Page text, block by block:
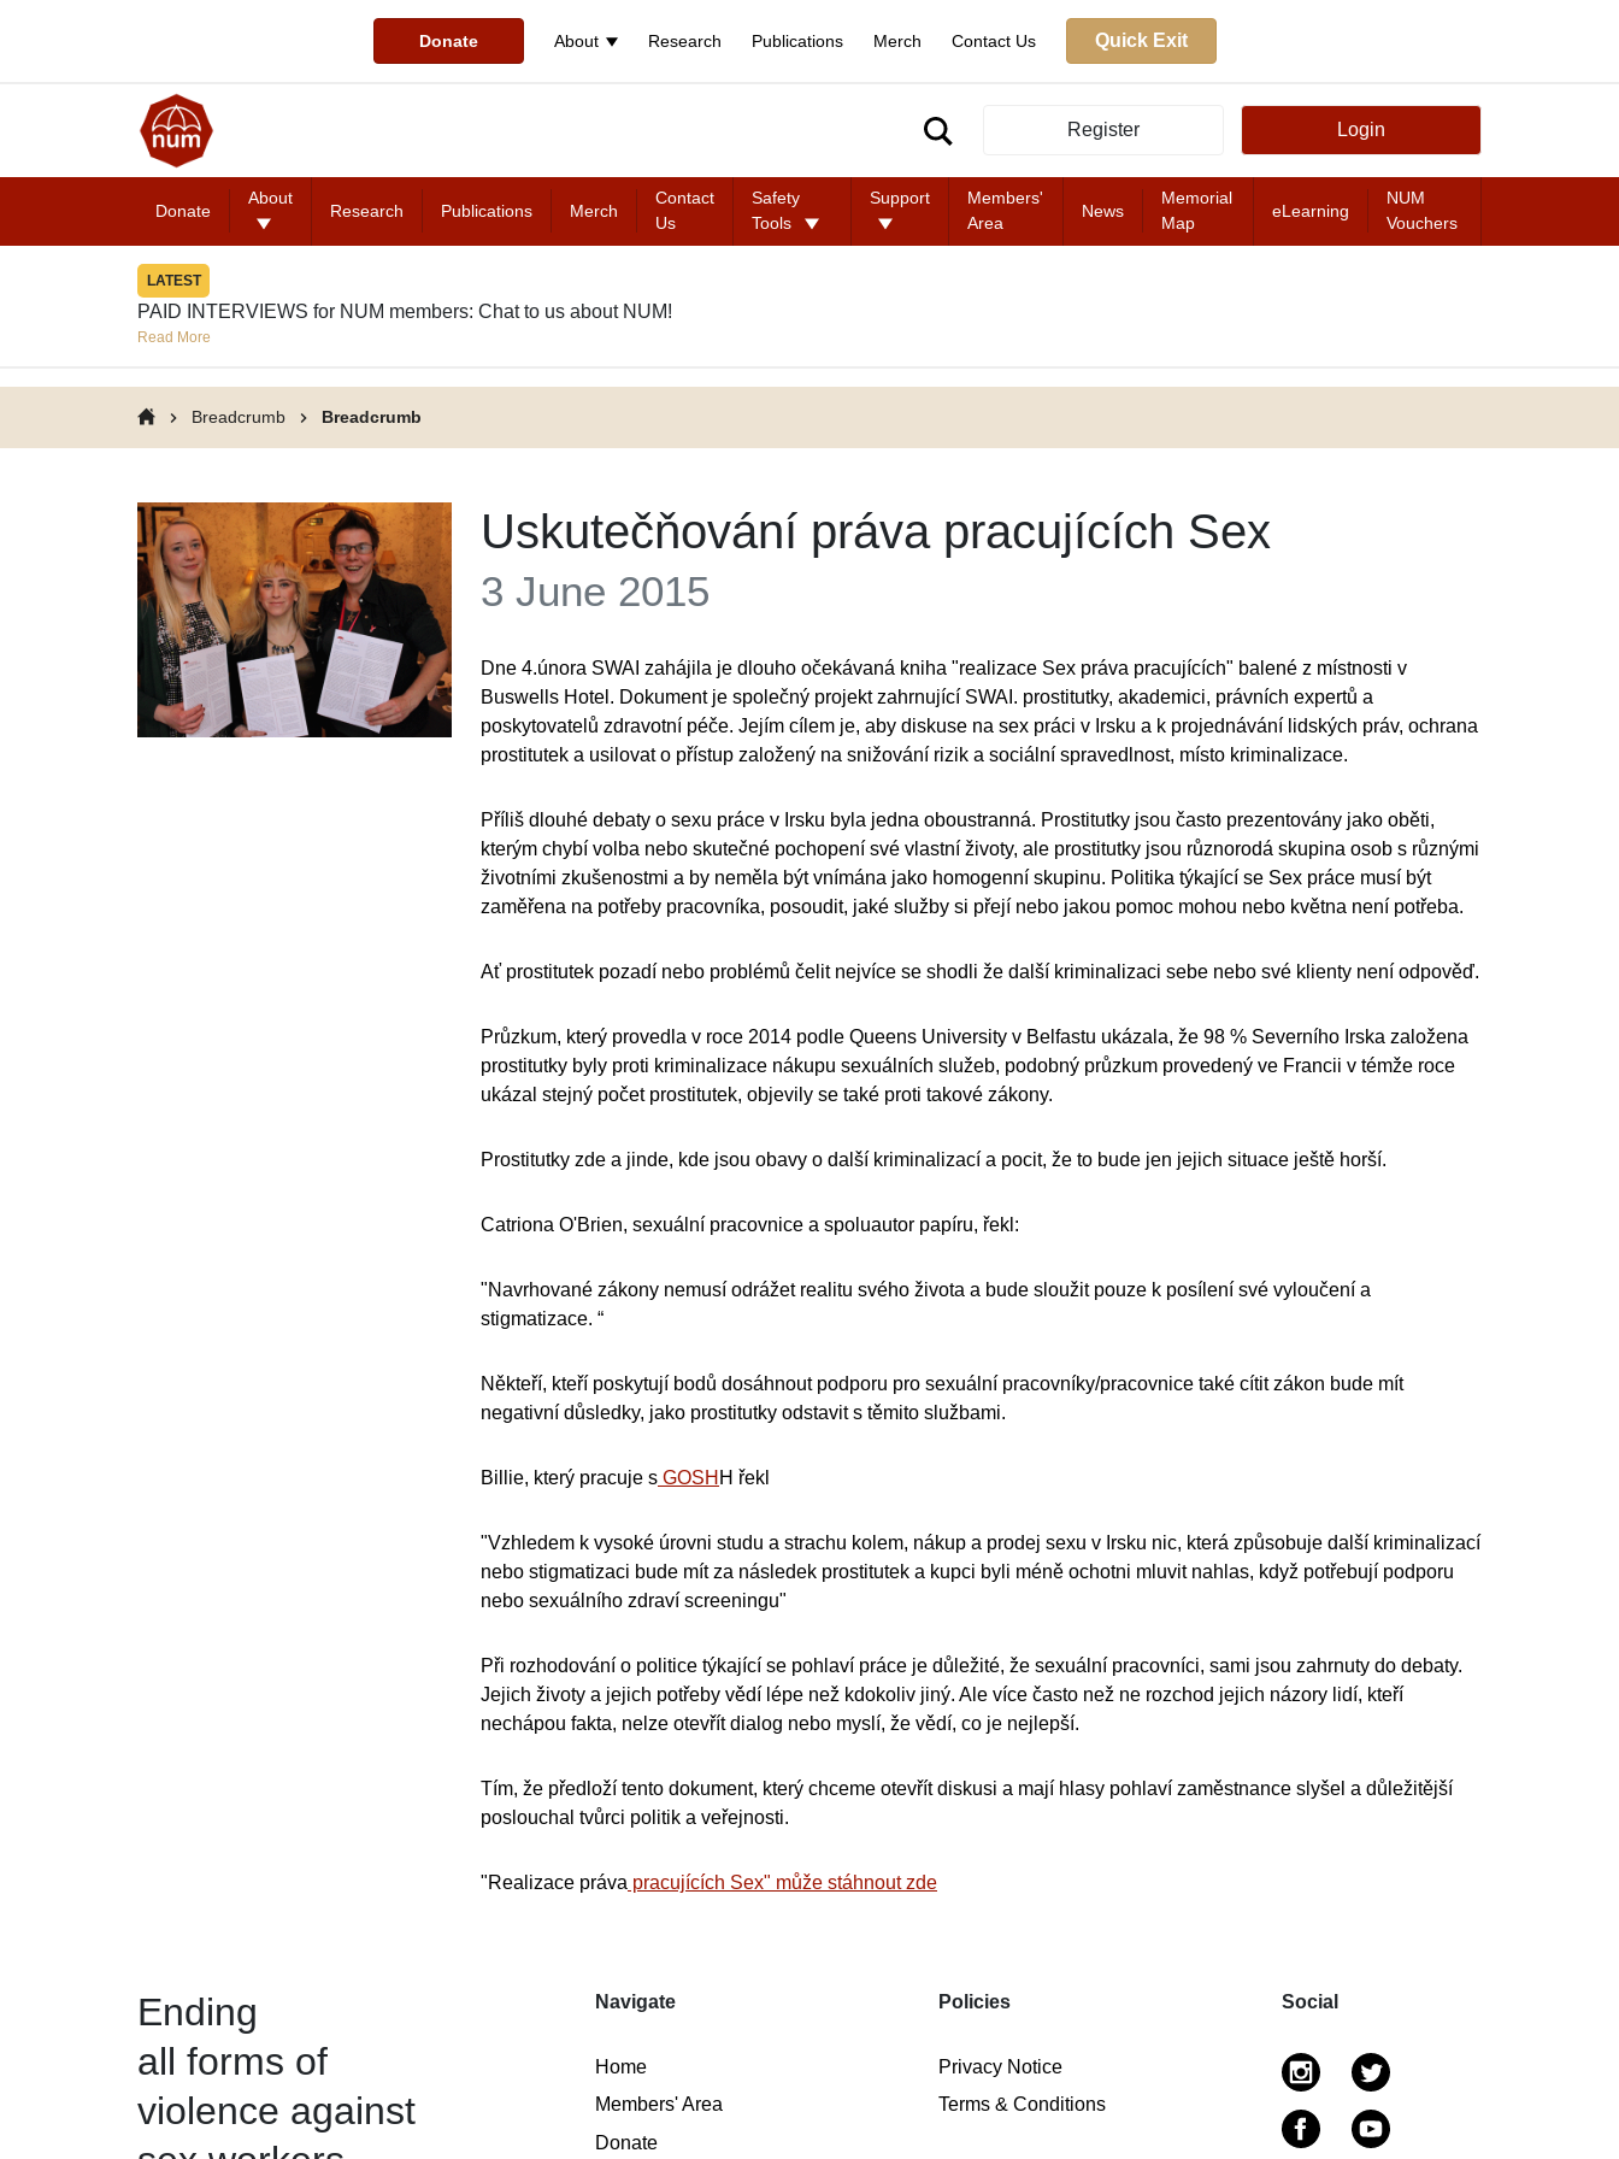
Donate About Research Publications Merch Contact Us Quick Exit
Register Login
Donate
About
Research Publications Merch
Contact
Us
Safety
Tools
Support
Members'
Area
News
Memorial
Map
eLearning
NUM
Vouchers
LATEST
PAID INTERVIEWS for NUM members: Chat to us about NUM!
Read More
Breadcrumb Breadcrumb
Uskutečňování práva pracujících Sex
3 June 2015
Dne 4.února SWAI zahájila je dlouho očekávaná kniha "realizace Sex práva pracujících" balené z místnosti v
Buswells Hotel. Dokument je společný projekt zahrnující SWAI. prostitutky, akademici, právních expertů a
poskytovatelů zdravotní péče. Jejím cílem je, aby diskuse na sex práci v Irsku a k projednávání lidských práv, ochrana
prostitutek a usilovat o přístup založený na snižování rizik a sociální spravedlnost, místo kriminalizace.
Příliš dlouhé debaty o sexu práce v Irsku byla jedna oboustranná. Prostitutky jsou často prezentovány jako oběti,
kterým chybí volba nebo skutečné pochopení své vlastní životy, ale prostitutky jsou různorodá skupina osob s různými
životními zkušenostmi a by neměla být vnímána jako homogenní skupinu. Politika týkající se Sex práce musí být
zaměřena na potřeby pracovníka, posoudit, jaké služby si přejí nebo jakou pomoc mohou nebo května není potřeba.
Ať prostitutek pozadí nebo problémů čelit nejvíce se shodli že další kriminalizaci sebe nebo své klienty není odpověď.
Průzkum, který provedla v roce 2014 podle Queens University v Belfastu ukázala, že 98 % Severního Irska založena
prostitutky byly proti kriminalizace nákupu sexuálních služeb, podobný průzkum provedený ve Francii v témže roce
ukázal stejný počet prostitutek, objevily se také proti takové zákony.
Prostitutky zde a jinde, kde jsou obavy o další kriminalizací a pocit, že to bude jen jejich situace ještě horší.
Catriona O'Brien, sexuální pracovnice a spoluautor papíru, řekl:
"Navrhované zákony nemusí odrážet realitu svého života a bude sloužit pouze k posílení své vyloučení a
stigmatizace. “
Někteří, kteří poskytují bodů dosáhnout podporu pro sexuální pracovníky/pracovnice také cítit zákon bude mít
negativní důsledky, jako prostitutky odstavit s těmito službami.
Billie, který pracuje s GOSH H řekl
"Vzhledem k vysoké úrovni studu a strachu kolem, nákup a prodej sexu v Irsku nic, která způsobuje další kriminalizací
nebo stigmatizaci bude mít za následek prostitutek a kupci byli méně ochotni mluvit nahlas, když potřebují podporu
nebo sexuálního zdraví screeningu"
Při rozhodování o politice týkající se pohlaví práce je důležité, že sexuální pracovníci, sami jsou zahrnuty do debaty.
Jejich životy a jejich potřeby vědí lépe než kdokoliv jiný. Ale více často než ne rozchod jejich názory lidí, kteří
nechápou fakta, nelze otevřít dialog nebo myslí, že vědí, co je nejlepší.
Tím, že předloží tento dokument, který chceme otevřít diskusi a mají hlasy pohlaví zaměstnance slyšel a důležitější
poslouchal tvůrci politik a veřejnosti.
"Realizace práva pracujících Sex" může stáhnout zde
Ending
all forms of
violence against
Navigate
Home
Members' Area
Donate
Policies
Privacy Notice
Terms & Conditions
Social